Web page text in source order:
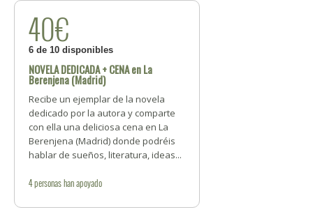
40€
6 de 10 disponibles
NOVELA DEDICADA + CENA en La
Berenjena (Madrid)
Recibe un ejemplar de la novela
dedicado por la autora y comparte
con ella una deliciosa cena en La
Berenjena (Madrid) donde podréis
hablar de sueños, literatura, ideas...
4personashan apoyado